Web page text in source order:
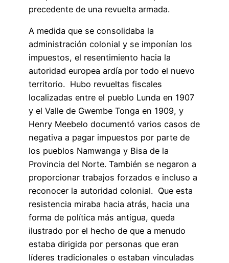
precedente de una revuelta armada.
A medida que se consolidaba la
administración colonial y se imponían los
impuestos, el resentimiento hacia la
autoridad europea ardía por todo el nuevo
territorio. Hubo revueltas fiscales
localizadas entre el pueblo Lunda en 1907
y el Valle de Gwembe Tonga en 1909, y
Henry Meebelo documentó varios casos de
negativa a pagar impuestos por parte de
los pueblos Namwanga y Bisa de la
Provincia del Norte. También se negaron a
proporcionar trabajos forzados e incluso a
reconocer la autoridad colonial. Que esta
resistencia miraba hacia atrás, hacia una
forma de política más antigua, queda
ilustrado por el hecho de que a menudo
estaba dirigida por personas que eran
líderes tradicionales o estaban vinculadas